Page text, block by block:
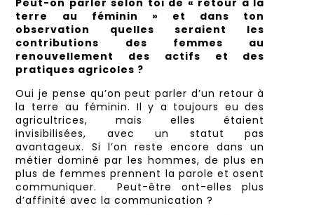
Peut-on parler selon toi de « retour à la
terre au féminin » et dans ton
observation quelles seraient les
contributions des femmes au
renouvellement des actifs et des
pratiques agricoles ?
Oui je pense qu’on peut parler d’un retour à
la terre au féminin. Il y a toujours eu des
agricultrices, mais elles étaient
invisibilisées, avec un statut pas
avantageux. Si l’on reste encore dans un
métier dominé par les hommes, de plus en
plus de femmes prennent la parole et osent
communiquer. Peut-être ont-elles plus
d’affinité avec la communication ?